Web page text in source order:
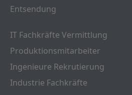
Entsendung
IT Fachkräfte Vermittlung
Produktionsmitarbeiter
Ingenieure Rekrutierung
Industrie Fachkräfte